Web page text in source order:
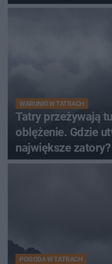
WARUNKI W TATRACH
Tatry przeżywają
oblężenie. Gdzie
największe zatory?
POGODA W TATRACH